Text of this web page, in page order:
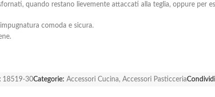
quando restano lievemente attaccati alla teglia, oppure per
comoda e sicura.
18519-30Categorie: Accessori Cucina, Accessori Pasticceria